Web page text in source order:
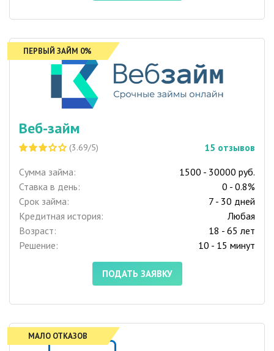
ПЕРВЫЙ ЗАЙМ 0%
Веб-займ
(3.69/5) 15 отзывов
Сумма займа:
1500 - 30000 руб.
Ставка в день:
0 - 0.8%
Срок займа:
7 - 30 дней
Кредитная история:
Любая
Возраст:
18 - 65 лет
Решение:
10 - 15 минут
ПОДАТЬ ЗАЯВКУ
МАЛО ОТКАЗОВ